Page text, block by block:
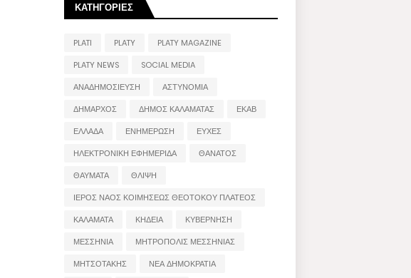
ΚΑΤΗΓΟΡΙΕΣ
PLATI PLATY
PLATY MAGAZINE
PLATY NEWS
SOCIAL MEDIA
ΑΝΑΔΗΜΟΣΙΕΥΣΗ
ΑΣΤΥΝΟΜΙΑ
ΔΗΜΑΡΧΟΣ
ΔΗΜΟΣ ΚΑΛΑΜΑΤΑΣ
ΕΚΑΒ
ΕΛΛΑΔΑ
ΕΝΗΜΕΡΩΣΗ
ΕΥΧΕΣ
ΗΛΕΚΤΡΟΝΙΚΗ ΕΦΗΜΕΡΙΔΑ
ΘΑΝΑΤΟΣ
ΘΑΥΜΑΤΑ
ΘΛΙΨΗ
ΙΕΡΟΣ ΝΑΟΣ ΚΟΙΜΗΣΕΩΣ ΘΕΟΤΟΚΟΥ ΠΛΑΤΕΟΣ
ΚΑΛΑΜΑΤΑ
ΚΗΔΕΙΑ
ΚΥΒΕΡΝΗΣΗ
ΜΕΣΣΗΝΙΑ
ΜΗΤΡΟΠΟΛΙΣ ΜΕΣΣΗΝΙΑΣ
ΜΗΤΣΟΤΑΚΗΣ
ΝΕΑ ΔΗΜΟΚΡΑΤΙΑ